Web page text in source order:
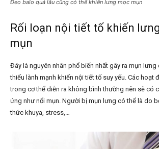
Đeo balo quá lâu cũng có thể khiến lưng mọc mụn
Rối loạn nội tiết tố khiến
mụn
Đây là nguyên nhân phổ biến nhất gây ra mụn
thiếu lành mạnh khiến nội tiết tố suy yếu. Các hoạt
trong cơ thể diễn ra không bình thường nên sẽ có
ứng như nổi mụn. Người bị mụn lưng có thể là do
thức khuya, stress,…